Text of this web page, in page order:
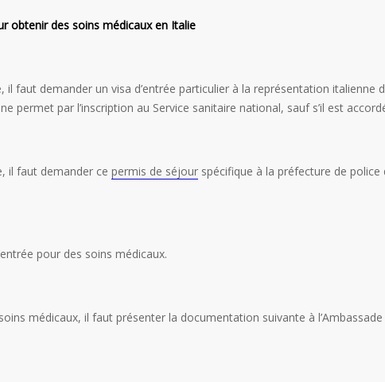
obtenir des soins médicaux en Italie
il faut demander un visa d’entrée particulier à la représentation
permet par l’inscription au Service sanitaire national, sauf s’il est
il faut demander ce permis de séjour spécifique à la préfecture de
pour des soins médicaux.
médicaux, il faut présenter la documentation suivante à